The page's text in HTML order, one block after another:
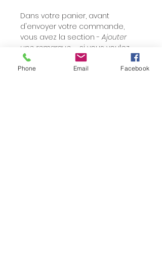
Dans votre panier, avant
d'envoyer votre commande,
vous avez la section -Ajouter
une remarque -, si vous voulez
m'écrire un commentaire ou
autres.
Phone Email Facebook